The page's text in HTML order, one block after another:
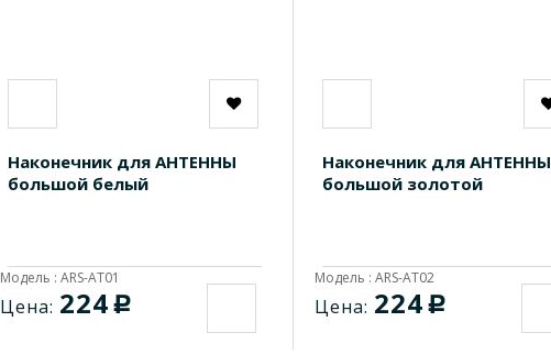
Наконечник для АНТЕННЫ
большой белый
Цена: 224 c
Модель : ARS-AT01
Наконечник для АНТЕННЫ
большой золотой
Цена: 224 c
Модель : ARS-AT02